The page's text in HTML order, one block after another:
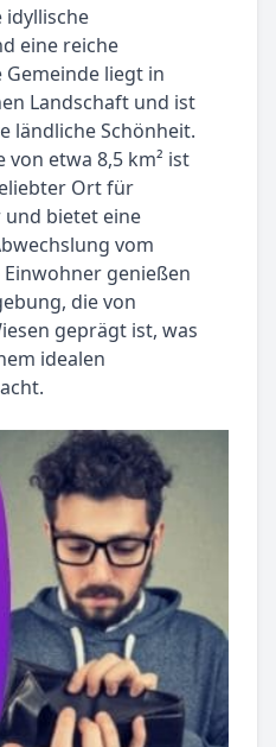
idyllische
eine reiche
Gemeinde liegt in
Landschaft und ist
ländliche Schönheit.
von etwa 8,5 km² ist
Ort für
bietet eine
vom
genießen
die von
geprägt ist, was
idealen